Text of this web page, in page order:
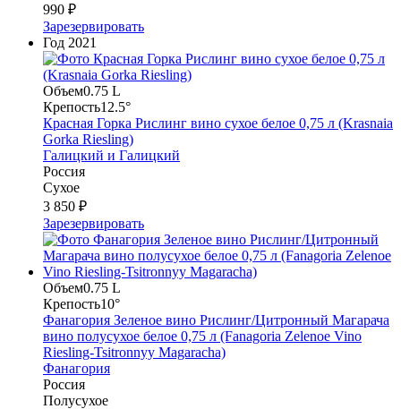
990 ₽
Зарезервировать
Год 2021
Объем0.75 L
Крепость12.5°
Красная Горка Рислинг вино сухое белое 0,75 л (Krasnaia
Gorka Riesling)
Галицкий и Галицкий
Россия
Сухое
3 850 ₽
Зарезервировать
Объем0.75 L
Крепость10°
Фанагория Зеленое вино Рислинг/Цитронный Магарача
вино полусухое белое 0,75 л (Fanagoria Zelenoe Vino
Riesling-Tsitronnyy Magaracha)
Фанагория
Россия
Полусухое